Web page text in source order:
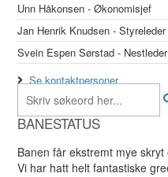
Unn Håkonsen - Økonomisjef
Jan Henrik Knudsen - Styreleder
Svein Espen Sørstad - Nestleder
Se kontaktpersoner
BANESTATUS
Banen får ekstremt mye skryt
Vi har hatt helt fantastiske